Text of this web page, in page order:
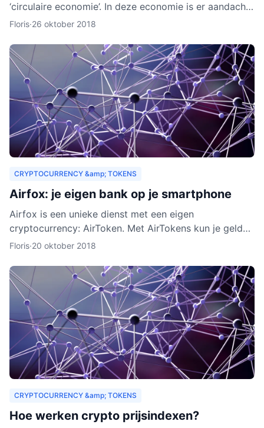
‘circulaire economie’. In deze economie is er aandacht
voor het hergebruik van materialen. We gaan dan
Floris·26 oktober 2018
CRYPTOCURRENCY &amp; TOKENS
Airfox: je eigen bank op je smartphone
Airfox is een unieke dienst met een eigen
cryptocurrency: AirToken. Met AirTokens kun je geld
aan elkaar uitlenen, zonder tussenkomst van een bank.
Floris·20 oktober 2018
CRYPTOCURRENCY &amp; TOKENS
Hoe werken crypto prijsindexen?